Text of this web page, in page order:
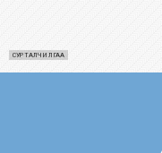
СУРТАЛЧИЛГАА